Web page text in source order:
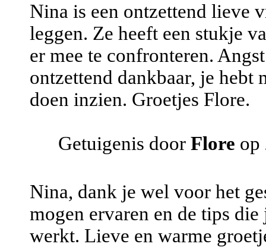
Nina is een ontzettend lieve
leggen. Ze heeft een stukje
er mee te confronteren.
ontzettend dankbaar, je
doen inzien. Groetjes Flore.
Getuigenis door Flore op
Nina, dank je wel voor het
mogen ervaren en de tips
werkt. Lieve en warme